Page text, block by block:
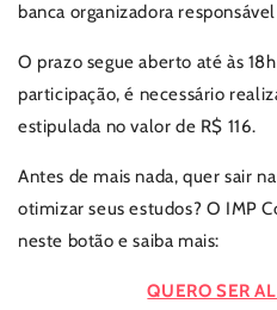
banca organizadora
O prazo segue aberto até às
participação, é necessário
estipulada no valor de R$ 116.
Antes de mais nada, quer sair
otimizar seus estudos? O IMP
neste botão e saiba mais:
QUERO SER